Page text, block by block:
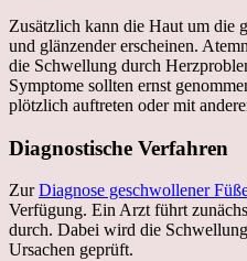
Zusätzlich kann die Haut um die
und glänzender erscheinen.
die Schwellung durch
Symptome sollten ernst
plötzlich auftreten oder mit
Diagnostische Verfahren
ZurDiagnose geschwollener
Verfügung. Ein Arzt führt
durch. Dabei wird die
Ursachen geprüft.